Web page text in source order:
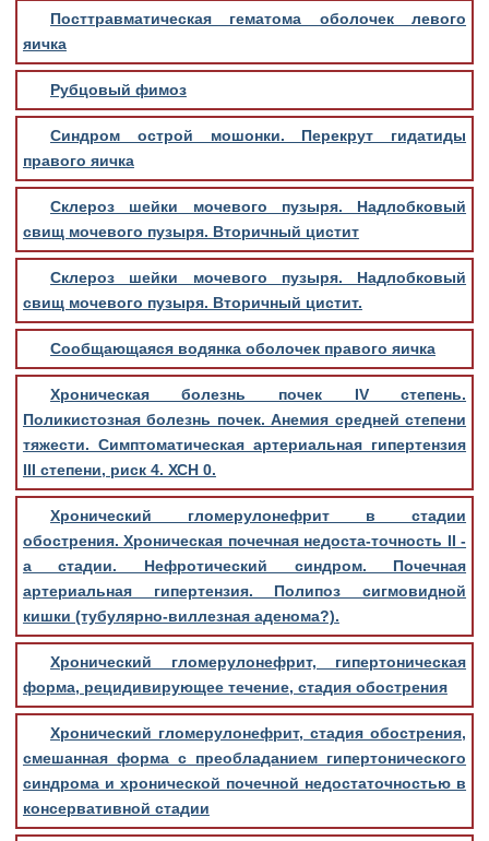
Посттравматическая гематома оболочек левого
яичка
Рубцовый фимоз
Синдром острой мошонки. Перекрут гидатиды
правого яичка
Склероз шейки мочевого пузыря. Надлобковый
свищ мочевого пузыря. Вторичный цистит
Склероз шейки мочевого пузыря. Надлобковый
свищ мочевого пузыря. Вторичный цистит.
Сообщающаяся водянка оболочек правого яичка
Хроническая болезнь почек IV степень.
Поликистозная болезнь почек. Анемия средней степени
тяжести. Симптоматическая артериальная гипертензия
III степени, риск 4. ХСН 0.
Хронический гломерулонефрит в стадии
обострения. Хроническая почечная недоста-точность II -
а стадии. Нефротический синдром. Почечная
артериальная гипертензия. Полипоз сигмовидной
кишки (тубулярно-виллезная аденома?).
Хронический гломерулонефрит, гипертоническая
форма, рецидивирующее течение, стадия обострения
Хронический гломерулонефрит, стадия обострения,
смешанная форма с преобладанием гипертонического
синдрома и хронической почечной недостаточностью в
консервативной стадии